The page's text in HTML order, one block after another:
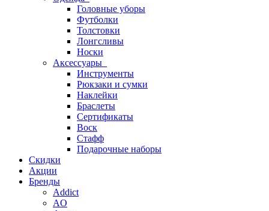
Головные уборы
Футболки
Толстовки
Лонгсливы
Носки
Аксессуары
Инструменты
Рюкзаки и сумки
Наклейки
Браслеты
Сертификаты
Воск
Стафф
Подарочные наборы
Скидки
Акции
Бренды
Addict
AO